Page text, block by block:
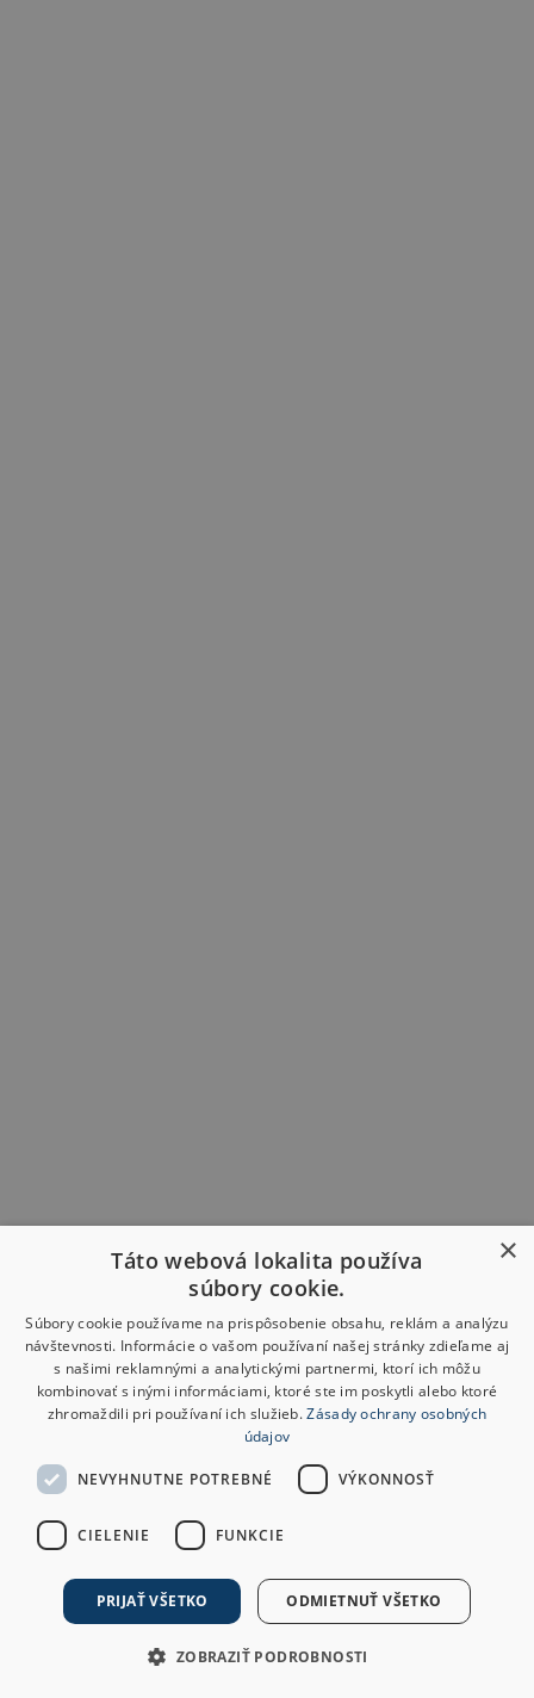
×
Táto webová lokalita používa
súbory cookie.
Súbory cookie používame na prispôsobenie obsahu, reklám a analýzu
návštevnosti. Informácie o vašom používaní našej stránky zdieľame aj
s našimi reklamnými a analytickými partnermi, ktorí ich môžu
kombinovať s inými informáciami, ktoré ste im poskytli alebo ktoré
zhromaždili pri používaní ich služieb.Zásady ochrany osobných
údajov
NEVYHNUTNE POTREBNÉ VÝKONNOSŤ
CIELENIE FUNKCIE
PRIJAŤ VŠETKO ODMIETNUŤ VŠETKO
ZOBRAZIŤ PODROBNOSTI